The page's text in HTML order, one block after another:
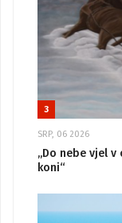
3
SRP, 06 2026
„Do nebe vjel
koni“